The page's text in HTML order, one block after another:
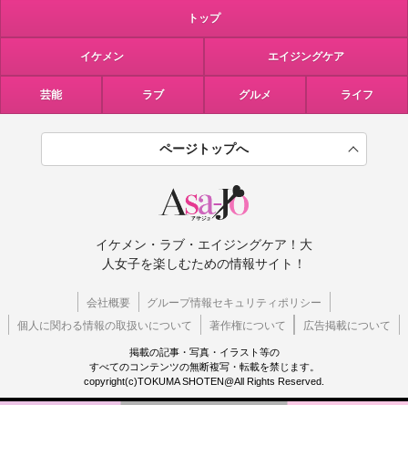
トップ
イケメン エイジングケア
芸能 ラブ グルメ ライフ
ページトップへ
イケメン・ラブ・エイジングケア！大
人女子を楽しむための情報サイト！
会社概要
グループ情報セキュリティポリシー
個人に関わる情報の取扱いについて
著作権について 広告掲載について
掲載の記事・写真・イラスト等の
すべてのコンテンツの無断複写・転載を禁じます。
copyright(c)TOKUMA SHOTEN@All Rights Reserved.